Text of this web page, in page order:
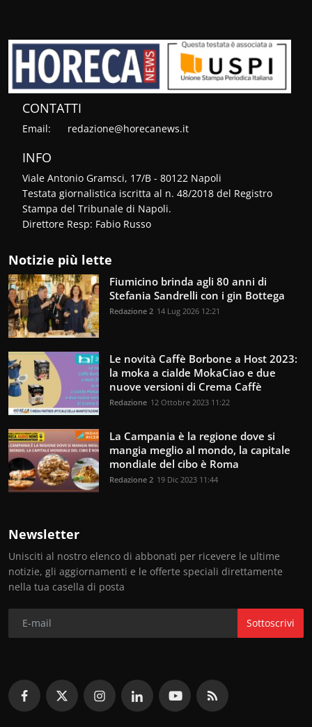
CONTATTI
Email: redazione@horecanews.it
INFO
Viale Antonio Gramsci, 17/B - 80122 Napoli
Testata giornalistica iscritta al n. 48/2018 del Registro
Stampa del Tribunale di Napoli.
Direttore Resp: Fabio Russo
Notizie più lette
Fiumicino brinda agli 80 anni di
Stefania Sandrelli con i gin Bottega
Redazione 2 14 Lug 2026 12:21
Le novità Caffè Borbone a Host 2023:
la moka a cialde MokaCiao e due
nuove versioni di Crema Caffè
Redazione 12 Ottobre 2023 11:22
La Campania è la regione dove si
mangia meglio al mondo, la capitale
mondiale del cibo è Roma
Redazione 2 19 Dic 2023 11:44
Newsletter
Unisciti al nostro elenco di abbonati per ricevere le ultime
notizie, gli aggiornamenti e le offerte speciali direttamente
nella tua casella di posta
Sottoscrivi